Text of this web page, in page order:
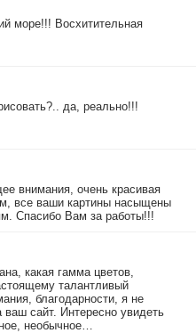
море!!! Восхитительная
да, реально!!!
внимания, очень красивая
все ваши картины насыщены
Спасибо Вам за работы!!!
какая гамма цветов,
талантливый
благодарности, я не
сайт. Интересно увидеть
необычное…